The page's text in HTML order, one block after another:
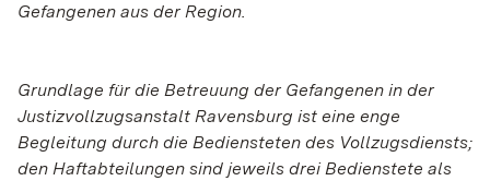
Gefangenen aus der Region.
Grundlage für die Betreuung der Gefangenen in der
Justizvollzugsanstalt Ravensburg ist eine enge
Begleitung durch die Bediensteten des Vollzugsdiensts;
den Haftabteilungen sind jeweils drei Bedienstete als